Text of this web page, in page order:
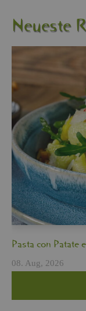
Neu­es­te
Pasta con Pa­ta­te
08. Aug, 2026